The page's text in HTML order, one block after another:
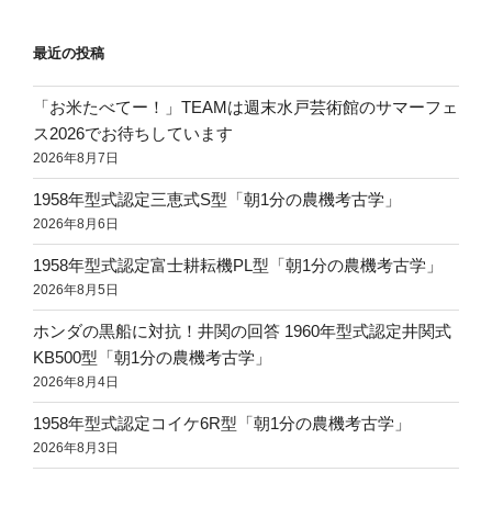
最近の投稿
「お米たべてー！」TEAMは週末水戸芸術館のサマーフェ
ス2026でお待ちしています
2026年8月7日
1958年型式認定三恵式S型「朝1分の農機考古学」
2026年8月6日
1958年型式認定富士耕耘機PL型「朝1分の農機考古学」
2026年8月5日
ホンダの黒船に対抗！井関の回答 1960年型式認定井関式
KB500型「朝1分の農機考古学」
2026年8月4日
1958年型式認定コイケ6R型「朝1分の農機考古学」
2026年8月3日